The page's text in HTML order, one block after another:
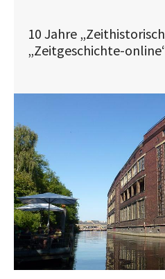
10 Jahre
„Zeitgeschichte-